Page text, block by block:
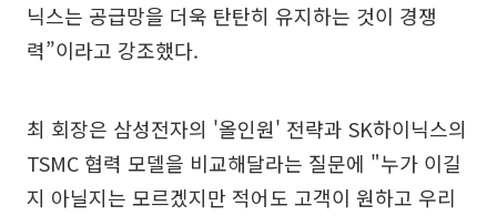
닉스는 공급망을 더욱 탄탄히 유지하는 것이 경쟁
력”이라고 강조했다.
최 회장은 삼성전자의 '올인원' 전략과 SK하이닉스의
TSMC 협력 모델을 비교해달라는 질문에 "누가 이길
지 아닐지는 모르겠지만 적어도 고객이 원하고 우리